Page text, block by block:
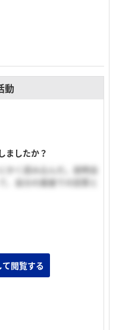
動
ましたか？
かく読み込んだ。説明会
、自分の面接での回答と
閲覧する